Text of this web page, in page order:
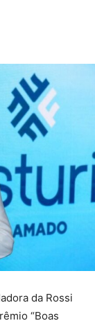
da Rossi
“Boas